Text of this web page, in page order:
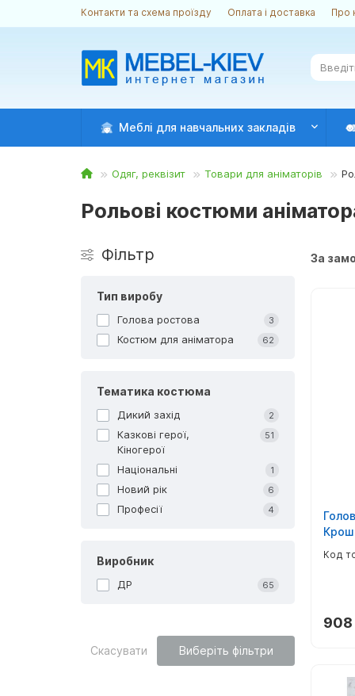
Контакти та схема проїзду Оплата і доставка Про
Меблі для навчальних закладів
Одяг, реквізит Товари для аніматорів
Рольові костюми
Фiльтр
Тип виробу
Голова ростова 3
Костюм для аніматора 62
Тематика костюма
Дикий захід 2
Казкові герої,
Кіногерої
51
Національні 1
Новий рік 6
Професії 4
Виробник
ДР 65
Скасувати Виберіть фільтри
За
Крош
908